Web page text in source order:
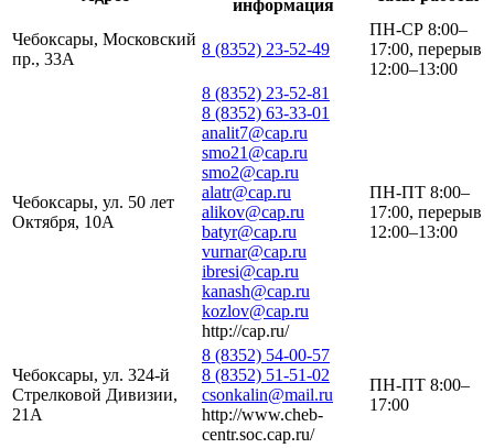
информация
Чебоксары, Московский
пр., 33А
8 (8352) 23-52-49
ПН-СР 8:00–
17:00, перерыв
12:00–13:00
Чебоксары, ул. 50 лет
Октября, 10А
8 (8352) 23-52-81
8 (8352) 63-33-01
analit7@cap.ru
smo21@cap.ru
smo2@cap.ru
alatr@cap.ru
alikov@cap.ru
batyr@cap.ru
vurnar@cap.ru
ibresi@cap.ru
kanash@cap.ru
kozlov@cap.ru
http://cap.ru/
ПН-ПТ 8:00–
17:00, перерыв
12:00–13:00
Чебоксары, ул. 324-й
Стрелковой Дивизии,
21А
8 (8352) 54-00-57
8 (8352) 51-51-02
csonkalin@mail.ru
http://www.cheb-
centr.soc.cap.ru/
ПН-ПТ 8:00–
17:00